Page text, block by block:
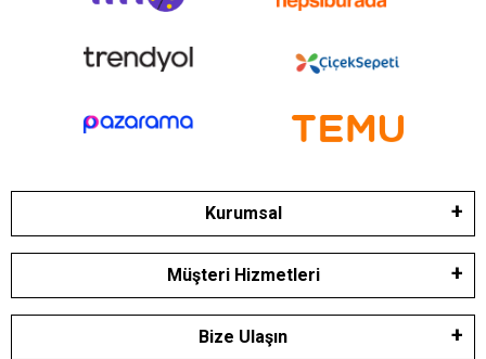
Kurumsal
Müşteri Hizmetleri
Bize Ulaşın